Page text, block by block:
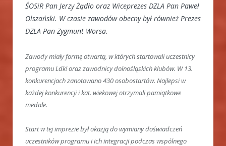
ŚOSiR Pan Jerzy Żądło oraz Wiceprezes DZLA Pan Paweł
Olszański. W czasie zawodów obecny był również Prezes
DZLA Pan Zygmunt Worsa.
Zawody miały formę otwartą, w których startowali uczestnicy
programu Ldk! oraz zawodnicy dolnośląskich klubów. W 13.
konkurencjach zanotowano 430 osobostartów. Najlepsi w
każdej konkurencji i kat. wiekowej otrzymali pamiątkowe
medale.
Start w tej imprezie był okazją do wymiany doświadczeń
uczestników programu i ich integracji podczas wspólnego